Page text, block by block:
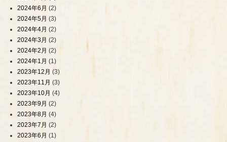
2024年6月 (2)
2024年5月 (3)
2024年4月 (2)
2024年3月 (2)
2024年2月 (2)
2024年1月 (1)
2023年12月 (3)
2023年11月 (3)
2023年10月 (4)
2023年9月 (2)
2023年8月 (4)
2023年7月 (2)
2023年6月 (1)